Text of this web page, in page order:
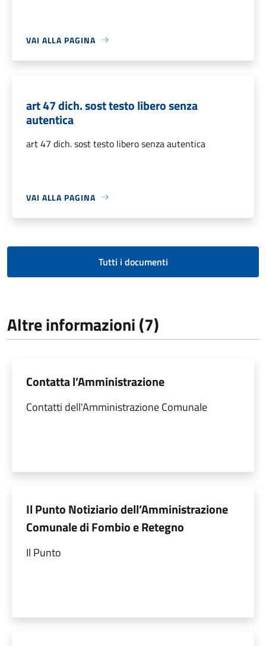
VAI ALLA PAGINA
art 47 dich. sost testo libero senza
autentica
art 47 dich. sost testo libero senza autentica
VAI ALLA PAGINA
Tutti i documenti
Altre informazioni (7)
Contatta l’Amministrazione
Contatti dell'Amministrazione Comunale
Il Punto Notiziario dell’Amministrazione
Comunale di Fombio e Retegno
Il Punto